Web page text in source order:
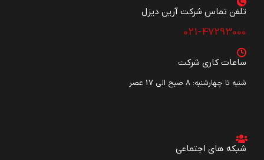
تلفن تماس شرکت آرین دیزل​
021-47293000
ساعات کاری شرکت
شنبه تا چهارشنبه: ۸ صبح الی 17 عصر
شبکه های اجتماعی